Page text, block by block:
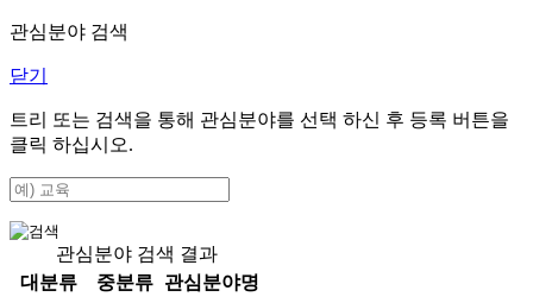
관심분야 검색
닫기
트리 또는 검색을 통해 관심분야를 선택 하신 후 등록 버튼을
클릭 하십시오.
관심분야 검색 결과
대분류
중분류
관심분야명